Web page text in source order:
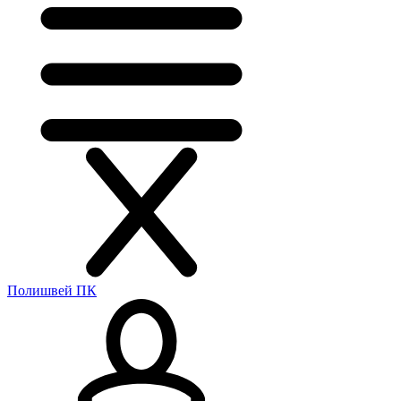
Полишвей ПК